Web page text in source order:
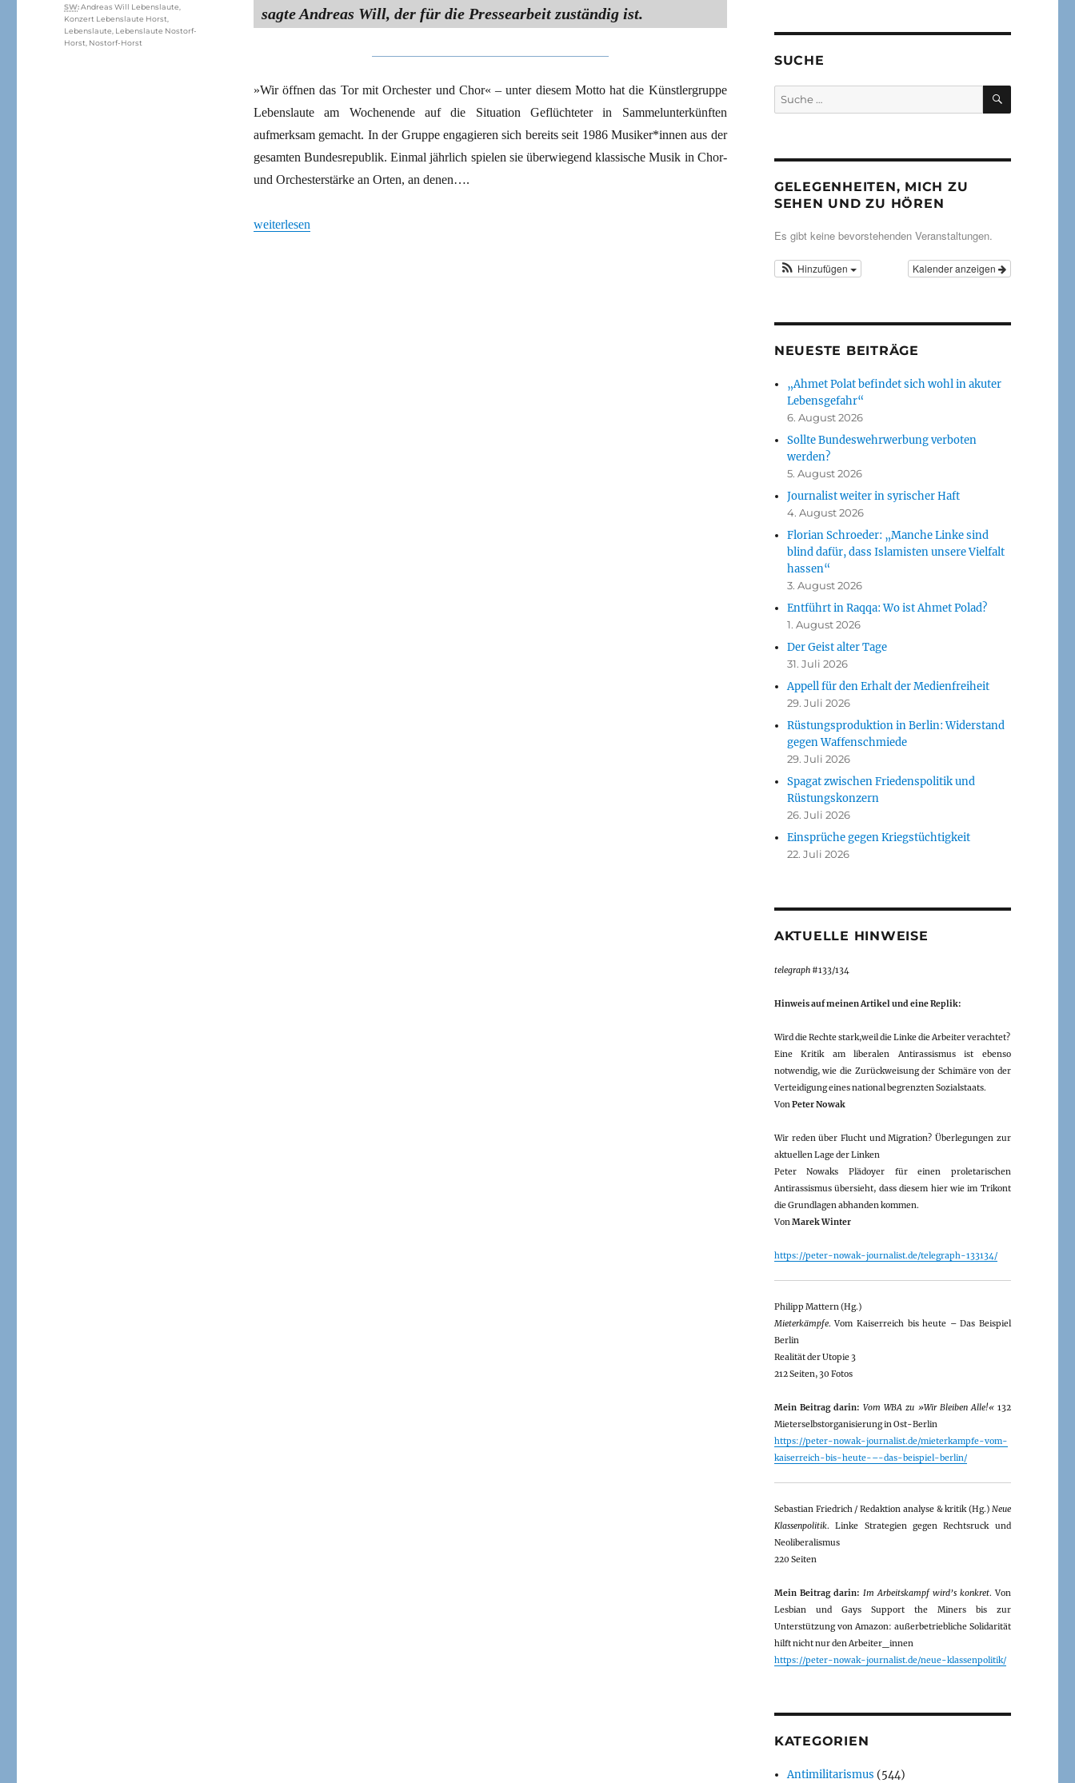
sagte Andreas Will, der für die Pressearbeit zuständig ist.
»Wir öffnen das Tor mit Orchester und Chor« – unter diesem Motto hat die Künstlergruppe
Lebenslaute am Wochenende auf die Situation Geflüchteter in Sammelunterkünften
aufmerksam gemacht. In der Gruppe engagieren sich bereits seit 1986 Musiker*innen aus der
gesamten Bundesrepublik. Einmal jährlich spielen sie überwiegend klassische Musik in Chor-
und Orchesterstärke an Orten, an denen….
„Solikonzert für Geflüchtete“
weiterlesen
Schlagwörter
SW:Andreas Will Lebenslaute
Konzert Lebenslaute Horst
Lebenslaute Lebenslaute Nostorf-
Horst Nostorf-Horst
SUCHE
Suche
nach:
SUCHEN
GELEGENHEITEN, MICH ZU
SEHEN UND ZU HÖREN
Es gibt keine bevorstehenden Veranstaltungen.
Kalender anzeigen
Hinzufügen
NEUESTE BEITRÄGE
„Ahmet Polat befindet sich wohl in akuter
Lebensgefahr“
6. August 2026
Sollte Bundeswehrwerbung verboten
werden?
5. August 2026
Journalist weiter in syrischer Haft
4. August 2026
Florian Schroeder: „Manche Linke sind
blind dafür, dass Islamisten unsere Vielfalt
hassen“
3. August 2026
Entführt in Raqqa: Wo ist Ahmet Polad?
1. August 2026
Der Geist alter Tage
31. Juli 2026
Appell für den Erhalt der Medienfreiheit
29. Juli 2026
Rüstungsproduktion in Berlin: Widerstand
gegen Waffenschmiede
29. Juli 2026
Spagat zwischen Friedenspolitik und
Rüstungskonzern
26. Juli 2026
Einsprüche gegen Kriegstüchtigkeit
22. Juli 2026
AKTUELLE HINWEISE
telegraph#133/134
Hinweis auf meinen Artikel und eine Replik:
Wird die Rechte stark,weil die Linke die Arbeiter verachtet?
Eine Kritik am liberalen Antirassismus ist ebenso
notwendig, wie die Zurückweisung der Schimäre von der
Verteidigung eines national begrenzten Sozialstaats.
VonPeter Nowak
Wir reden über Flucht und Migration? Überlegungen zur
aktuellen Lage der Linken
Peter Nowaks Plädoyer für einen proletarischen
Antirassismus übersieht, dass diesem hier wie im Trikont
die Grundlagen abhanden kommen.
VonMarek Winter
https://peter-nowak-journalist.de/telegraph-133134/
Philipp Mattern (Hg.)
Mieterkämpfe. Vom Kaiserreich bis heute – Das Beispiel
Berlin
Realität der Utopie 3
212 Seiten, 30 Fotos
Mein Beitrag darin: Vom WBA zu »Wir Bleiben Alle!«132
Mieterselbstorganisierung in Ost-Berlin
https://peter-nowak-journalist.de/mieterkampfe-vom-
kaiserreich-bis-heute-–-das-beispiel-berlin/
Sebastian Friedrich / Redaktion analyse & kritik (Hg.) Neue
Klassenpolitik. Linke Strategien gegen Rechtsruck und
Neoliberalismus
220 Seiten
Mein Beitrag darin: Im Arbeitskampf wird’s konkret. Von
Lesbian und Gays Support the Miners bis zur
Unterstützung von Amazon: außerbetriebliche Solidarität
hilft nicht nur den Arbeiter_innen
https://peter-nowak-journalist.de/neue-klassenpolitik/
KATEGORIEN
Antimilitarismus (544)